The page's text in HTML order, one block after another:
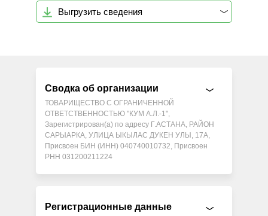
Выгрузить сведения
Сводка об организации
ТОВАРИЩЕСТВО С ОГРАНИЧЕННОЙ
ОТВЕТСТВЕННОСТЬЮ "КУМ А.Л.-1",
Зарегистрирован(а) по адресу Г.АСТАНА, РАЙОН
САРЫАРКА, УЛИЦА ЫКЫЛАС ДУКЕН УЛЫ, 17А,
Присвоен БИН (ИНН) 040740010732, Присвоен
РНН 031200211224
Регистрационные данные